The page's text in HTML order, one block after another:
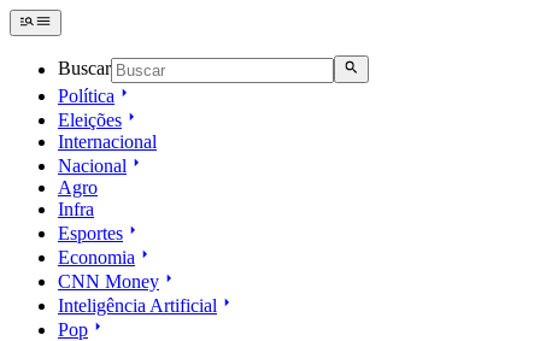
Buscar
Política
Eleições
Internacional
Nacional
Agro
Infra
Esportes
Economia
CNN Money
Inteligência Artificial
Pop